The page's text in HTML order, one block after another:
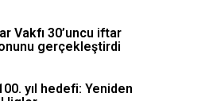
Vakfı 30’uncu iftar
gerçekleştirdi
yıl hedefi: Yeniden